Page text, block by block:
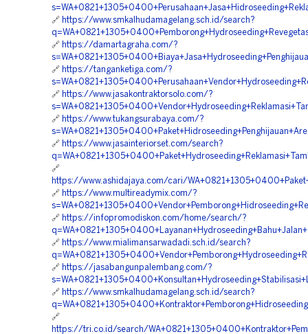
🔗 https://www.smkalhudamagelang.sch.id/search?
🔗 https://damartagraha.com/?
🔗 https://tanganketiga.com/?
🔗 https://www.jasakontraktorsolo.com/?
🔗 https://www.tukangsurabaya.com/?
🔗 https://www.jasainteriorset.com/search?
🔗
https://www.ashidajaya.com/cari/
🔗 https://www.multireadymix.com/?
🔗 https://infopromodiskon.com/home/search/?
🔗 https://www.mialimansarwadadi.sch.id/search?
🔗 https://jasabangunpalembang.com/?
🔗 https://www.smkalhudamagelang.sch.id/search?
🔗
https://tri.co.id/search/